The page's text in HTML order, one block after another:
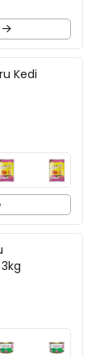
Kedi
3kg